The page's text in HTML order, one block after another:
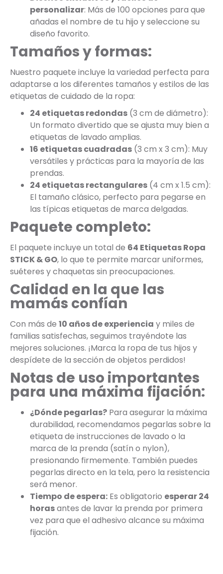
personalizar: Más de 100 opciones para que
añadas el nombre de tu hijo y seleccione su
diseño favorito.
Tamaños y formas:
Nuestro paquete incluye la variedad perfecta para
adaptarse a los diferentes tamaños y estilos de las
etiquetas de cuidado de la ropa:
24 etiquetas redondas (3 cm de diámetro):
Un formato divertido que se ajusta muy bien a
etiquetas de lavado amplias.
16 etiquetas cuadradas (3 cm x 3 cm): Muy
versátiles y prácticas para la mayoría de las
prendas.
24 etiquetas rectangulares (4 cm x 1.5 cm):
El tamaño clásico, perfecto para pegarse en
las típicas etiquetas de marca delgadas.
Paquete completo:
El paquete incluye un total de 64 Etiquetas Ropa
STICK & GO, lo que te permite marcar uniformes,
suéteres y chaquetas sin preocupaciones.
Calidad en la que las
mamás confían
Con más de 10 años de experiencia y miles de
familias satisfechas, seguimos trayéndote las
mejores soluciones. ¡Marca la ropa de tus hijos y
despídete de la sección de objetos perdidos!
Notas de uso importantes
para una máxima fijación:
¿Dónde pegarlas? Para asegurar la máxima
durabilidad, recomendamos pegarlas sobre la
etiqueta de instrucciones de lavado o la
marca de la prenda (satín o nylon),
presionando firmemente. También puedes
pegarlas directo en la tela, pero la resistencia
será menor.
Tiempo de espera: Es obligatorio esperar 24
horasantes de lavar la prenda por primera
vez para que el adhesivo alcance su máxima
fijación.